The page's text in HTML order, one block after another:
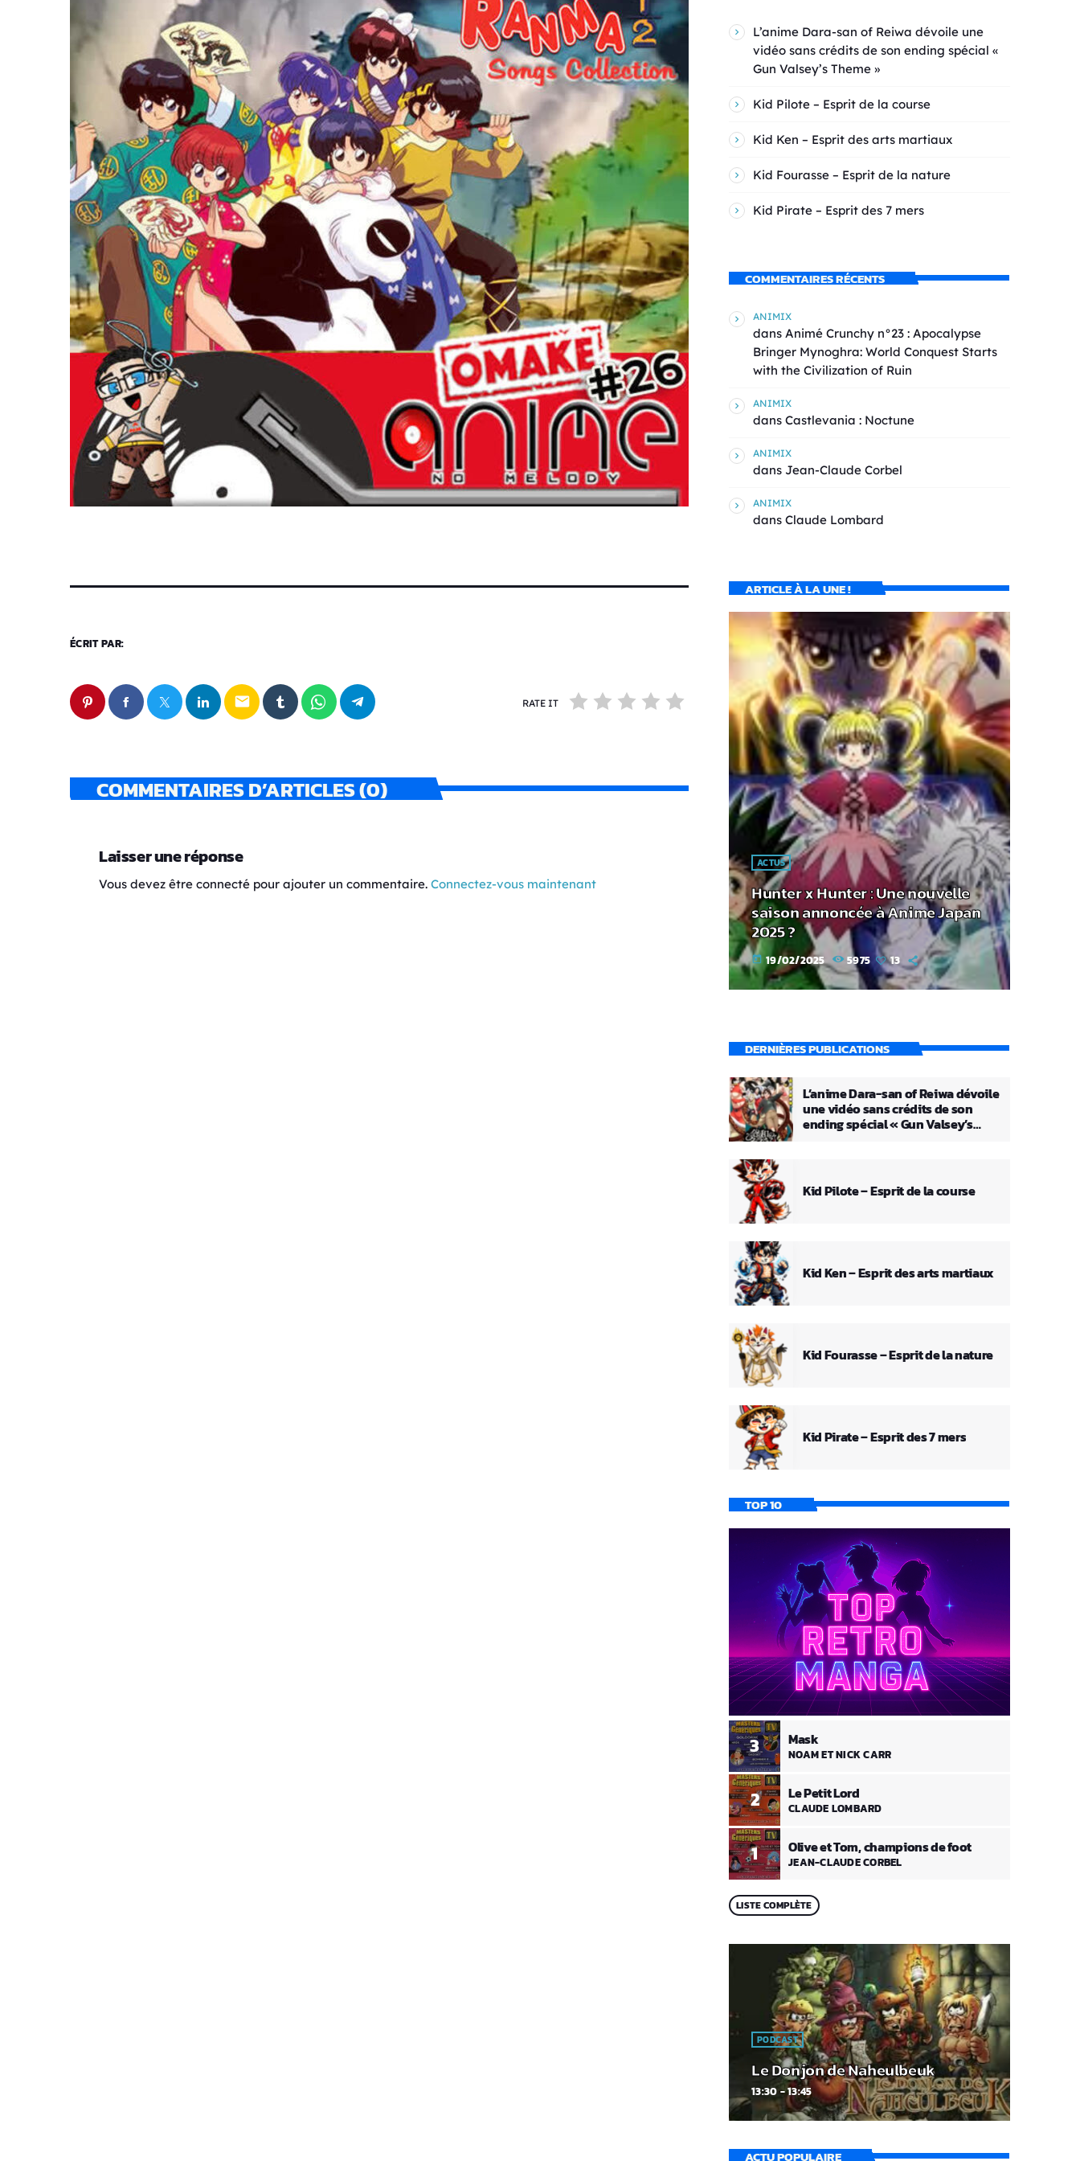
ÉCRIT PAR:
email RATE IT
COMMENTAIRES D’ARTICLES (0)
Laisser une réponse
Vous devez être connecté pour ajouter un commentaire. Connectez-vous maintenant
L’anime Dara-san of Reiwa dévoile une
vidéo sans crédits de son ending spécial «
Gun Valsey’s Theme »
Kid Pilote – Esprit de la course
Kid Ken – Esprit des arts martiaux
Kid Fourasse – Esprit de la nature
Kid Pirate – Esprit des 7 mers
COMMENTAIRES RÉCENTS
ANIMIX
dans Animé Crunchy n°23 : Apocalypse
Bringer Mynoghra: World Conquest Starts
with the Civilization of Ruin
ANIMIX
dans Castlevania : Noctune
ANIMIX
dans Jean-Claude Corbel
ANIMIX
dans Claude Lombard
ARTICLE À LA UNE !
ACTUS
Hunter x Hunter : Une nouvelle
saison annoncée à Anime Japan
2025 ?
today 19/02/2025 5975 13
DERNIÈRES PUBLICATIONS
L’anime Dara-san of Reiwa dévoile
une vidéo sans crédits de son
ending spécial « Gun Valsey’s
Kid Pilote – Esprit de la course
Kid Ken – Esprit des arts martiaux
Kid Fourasse – Esprit de la nature
Kid Pirate – Esprit des 7 mers
TOP 10
1 Olive et Tom, champions de foot
JEAN-CLAUDE CORBEL
2 Le Petit Lord
CLAUDE LOMBARD
3 Mask
NOAM ET NICK CARR
LISTE COMPLÈTE
PODCAST
Le Donjon de Naheulbeuk
13:30 - 13:45
ACTU POPULAIRE